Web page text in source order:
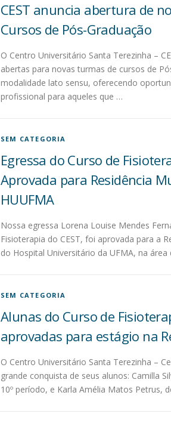
CEST anuncia abertura de
Cursos de Pós-Graduação
O Centro Universitário Santa Terezinha –
abertas para novas turmas de cursos de
modalidade lato sensu, oferecendo
profissional para aqueles que …
SEM CATEGORIA
Egressa do Curso de
Aprovada para Residência
HUUFMA
Nossa egressa Lorena Louise Mendes
Fisioterapia do CEST, foi aprovada para a
do Hospital Universitário da UFMA, na
SEM CATEGORIA
Alunas do Curso de
aprovadas para estágio na
O Centro Universitário Santa Terezinha –
grande conquista de seus alunos: Camilla
10º período, e Karla Amélia Matos Petrus,